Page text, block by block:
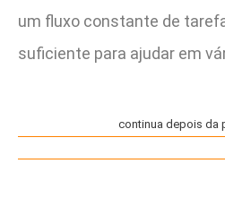
um fluxo constante de
suficiente para ajudar em
continua depois da